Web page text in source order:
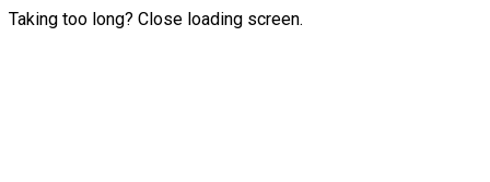
Taking too long? Close loading screen.